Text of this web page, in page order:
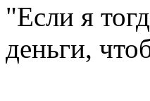
"Если я
деньги,